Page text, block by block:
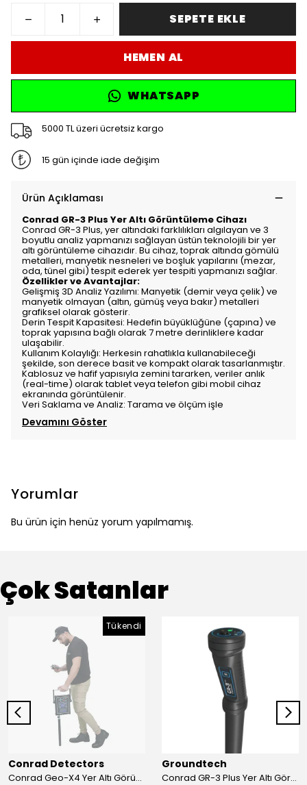
SEPETE EKLE
HEMEN AL
WHATSAPP
5000 TL üzeri ücretsiz kargo
15 gün içinde iade değişim
Ürün Açıklaması
Conrad GR-3 Plus Yer Altı Görüntüleme Cihazı
Conrad GR-3 Plus, yer altındaki farklılıkları algılayan ve 3
boyutlu analiz yapmanızı sağlayan üstün teknolojili bir yer
altı görüntüleme cihazıdır. Bu cihaz, toprak altında gömülü
metalleri, manyetik nesneleri ve boşluk yapılarını (mezar,
oda, tünel gibi) tespit ederek yer tespiti yapmanızı sağlar.
Özellikler ve Avantajlar:
Gelişmiş 3D Analiz Yazılımı: Manyetik (demir veya çelik) ve
manyetik olmayan (altın, gümüş veya bakır) metalleri
grafiksel olarak gösterir.
Derin Tespit Kapasitesi: Hedefin büyüklüğüne (çapına) ve
toprak yapısına bağlı olarak 7 metre derinliklere kadar
ulaşabilir.
Kullanım Kolaylığı: Herkesin rahatlıkla kullanabileceği
şekilde, son derece basit ve kompakt olarak tasarlanmıştır.
Kablosuz ve hafif yapısıyla zemini tararken, veriler anlık
(real-time) olarak tablet veya telefon gibi mobil cihaz
ekranında görüntülenir.
Veri Saklama ve Analiz: Tarama ve ölçüm işle
Devamını Göster
Yorumlar
Bu ürün için henüz yorum yapılmamış.
Çok Satanlar
Tükendi
Conrad Detectors
Conrad Geo-X4 Yer Altı Görüntüleme Sistemi
Groundtech
Conrad GR-3 Plus Yer Altı Görüntüleme Sistemi